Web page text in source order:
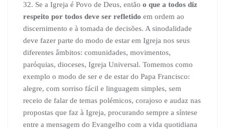
32. Se a Igreja é Povo de Deus, então o que a todos diz
respeito por todos deve ser refletido em ordem ao
discernimento e à tomada de decisões. A sinodalidade
deve fazer parte do modo de estar em Igreja nos seus
diferentes âmbitos: comunidades, movimentos,
paróquias, dioceses, Igreja Universal. Tomemos como
exemplo o modo de ser e de estar do Papa Francisco:
alegre, com sorriso fácil e linguagem simples, sem
receio de falar de temas polémicos, corajoso e audaz nas
propostas que faz à Igreja, procurando sempre a síntese
entre a mensagem do Evangelho com a vida quotidiana